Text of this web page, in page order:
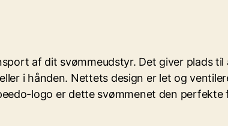
af dit svømmeudstyr. Det giver plads
i hånden. Nettets design er let og
logo er dette svømmenet den